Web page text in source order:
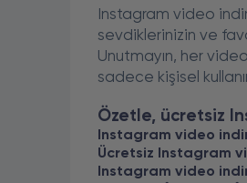
Instagram video
sevdiklerinizin ve
Unutmayın, her
sadece kişisel
Özetle, ücretsiz
Instagram video
Ücretsiz Instagram
Instagram video